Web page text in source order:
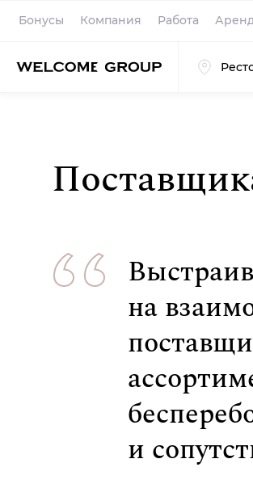
Бонусы Компания Работа
на
и